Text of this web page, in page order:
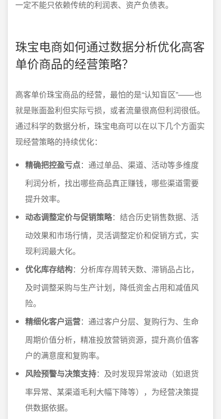
一定不能只依赖传统的利润表、资产负债表。
珠宝电商如何通过数据分析优化高客
单价商品的经营策略？
高客单价珠宝商品的经营，最怕的是“认知盲区”——也
就是账面盈利但实际亏损，或者流量很高但利润很低。
通过科学的数据分析，珠宝电商可以在以下几个方面实
现经营策略的持续优化：
精确把控盈亏点：通过单品、渠道、活动等多维度
利润分析，找出哪些商品真正赚钱，哪些渠道需要
提升效率。
动态调整定价与促销策略：结合历史销售数据、活
动效果和市场行情，灵活调整定价和促销方式，实
现利润最大化。
优化库存结构：分析库存周转天数、滞销品占比，
及时调整采购与生产计划，降低资金占用和减值风
险。
精细化客户运营：通过客户分层、复购行为、生命
周期价值分析，精准投放营销资源，提升高价值客
户的满意度和复购率。
风险预警与决策支持：及时发现异常波动（如退货
率异常、某渠道毛利大幅下降等），为经营决策提
供数据依据。